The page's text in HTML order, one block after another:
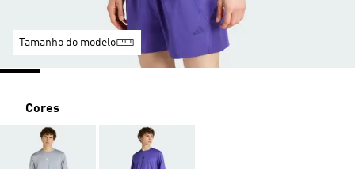
Tamanho do modelo
Cores